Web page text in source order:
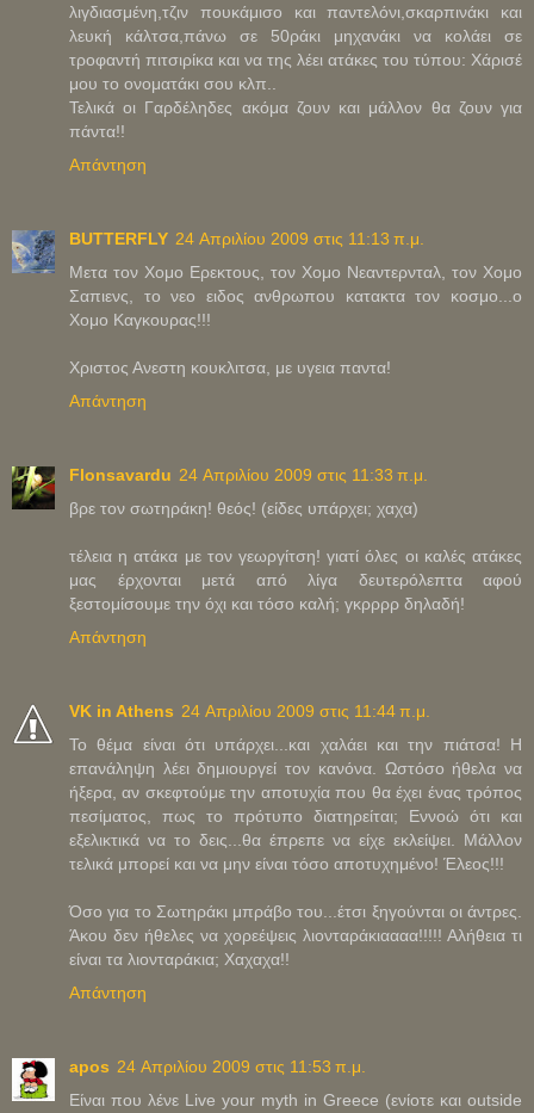
λιγδιασμένη,τζιν πουκάμισο και παντελόνι,σκαρπινάκι και
λευκή κάλτσα,πάνω σε 50ράκι μηχανάκι να κολάει σε
τροφαντή πιτσιρίκα και να της λέει ατάκες του τύπου: Xάρισέ
μου το ονοματάκι σου κλπ..
Τελικά οι Γαρδέληδες ακόμα ζουν και μάλλον θα ζουν για
πάντα!!
Απάντηση
BUTTERFLY 24 Απριλίου 2009 στις 11:13 π.μ.
Μετα τον Χομο Ερεκτους, τον Χομο Νεαντερνταλ, τον Χομο
Σαπιενς, το νεο ειδος ανθρωπου κατακτα τον κοσμο...ο
Χομο Καγκουρας!!!
Χριστος Ανεστη κουκλιτσα, με υγεια παντα!
Απάντηση
Flonsavardu 24 Απριλίου 2009 στις 11:33 π.μ.
βρε τον σωτηράκη! θεός! (είδες υπάρχει; χαχα)
τέλεια η ατάκα με τον γεωργίτση! γιατί όλες οι καλές ατάκες
μας έρχονται μετά από λίγα δευτερόλεπτα αφού
ξεστομίσουμε την όχι και τόσο καλή; γκρρρρ δηλαδή!
Απάντηση
VK in Athens 24 Απριλίου 2009 στις 11:44 π.μ.
Το θέμα είναι ότι υπάρχει...και χαλάει και την πιάτσα! Η
επανάληψη λέει δημιουργεί τον κανόνα. Ωστόσο ήθελα να
ήξερα, αν σκεφτούμε την αποτυχία που θα έχει ένας τρόπος
πεσίματος, πως το πρότυπο διατηρείται; Εννοώ ότι και
εξελικτικά να το δεις...θα έπρεπε να είχε εκλείψει. Μάλλον
τελικά μπορεί και να μην είναι τόσο αποτυχημένο! Έλεος!!!
Όσο για το Σωτηράκι μπράβο του...έτσι ξηγούνται οι άντρες.
Άκου δεν ήθελες να χορεέψεις λιονταράκιαααα!!!!! Αλήθεια τι
είναι τα λιονταράκια; Χαχαχα!!
Απάντηση
apos 24 Απριλίου 2009 στις 11:53 π.μ.
Είναι που λένε Live your myth in Greece (ενίοτε και outside